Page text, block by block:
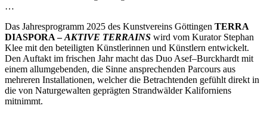
…
Das Jahresprogramm 2025 des Kunstvereins Göttingen TERRA
DIASPORA –AKTIVE TERRAINS wird vom Kurator Stephan
Klee mit den beteiligten Künstlerinnen und Künstlern entwickelt.
Den Auftakt im frischen Jahr macht das Duo Asef–Burckhardt mit
einem allumgebenden, die Sinne ansprechenden Parcours aus
mehreren Installationen, welcher die Betrachtenden gefühlt direkt in
die von Naturgewalten geprägten Strandwälder Kaliforniens
mitnimmt.